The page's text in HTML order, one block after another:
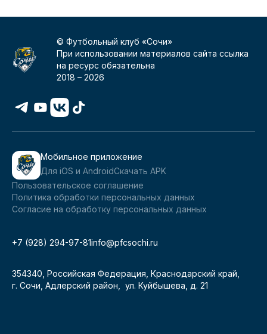
© Футбольный клуб «Сочи»
При использовании материалов сайта ссылка
на ресурс обязательна
2018 –2026
Мобильное приложение
Для iOS и AndroidСкачать APK
Пользовательское соглашение
Политика обработки персональных данных
Согласие на обработку персональных данных
+7 (928) 294-97-81info@pfcsochi.ru
354340, Российская Федерация, Краснодарский край,
г. Сочи, Адлерский район, ул. Куйбышева, д. 21